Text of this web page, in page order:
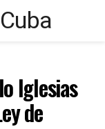
Iglesias
de